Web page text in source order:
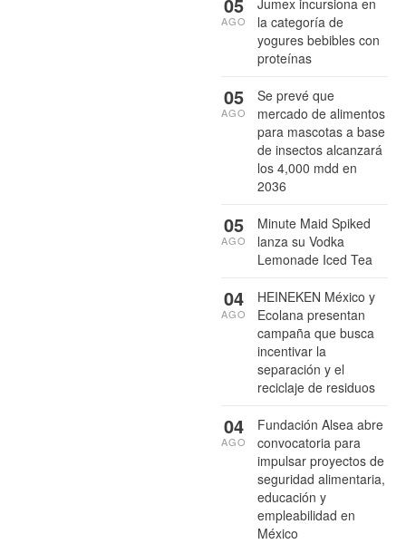
Jumex incursiona en
la categoría de
yogures bebibles con
proteínas
AGO
Se prevé que
mercado de alimentos
para mascotas a base
de insectos alcanzará
los 4,000 mdd en
2036
05
AGO
Minute Maid Spiked
lanza su Vodka
Lemonade Iced Tea
05
AGO
HEINEKEN México y
Ecolana presentan
campaña que busca
incentivar la
separación y el
reciclaje de residuos
04
AGO
Fundación Alsea abre
convocatoria para
impulsar proyectos de
seguridad alimentaria,
educación y
empleabilidad en
México
04
AGO